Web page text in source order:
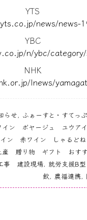
YTS
news/news-
YBC
n/ybc/
NHK
lnews/
らせ, ふぁーすと・すてっぷ
イン ボヤージュ ユウアイ
ン 赤ワイン しゃるど
産 贈り物 ギフト おす
事 建設現場, 就労支援B
飲, 農福連携,